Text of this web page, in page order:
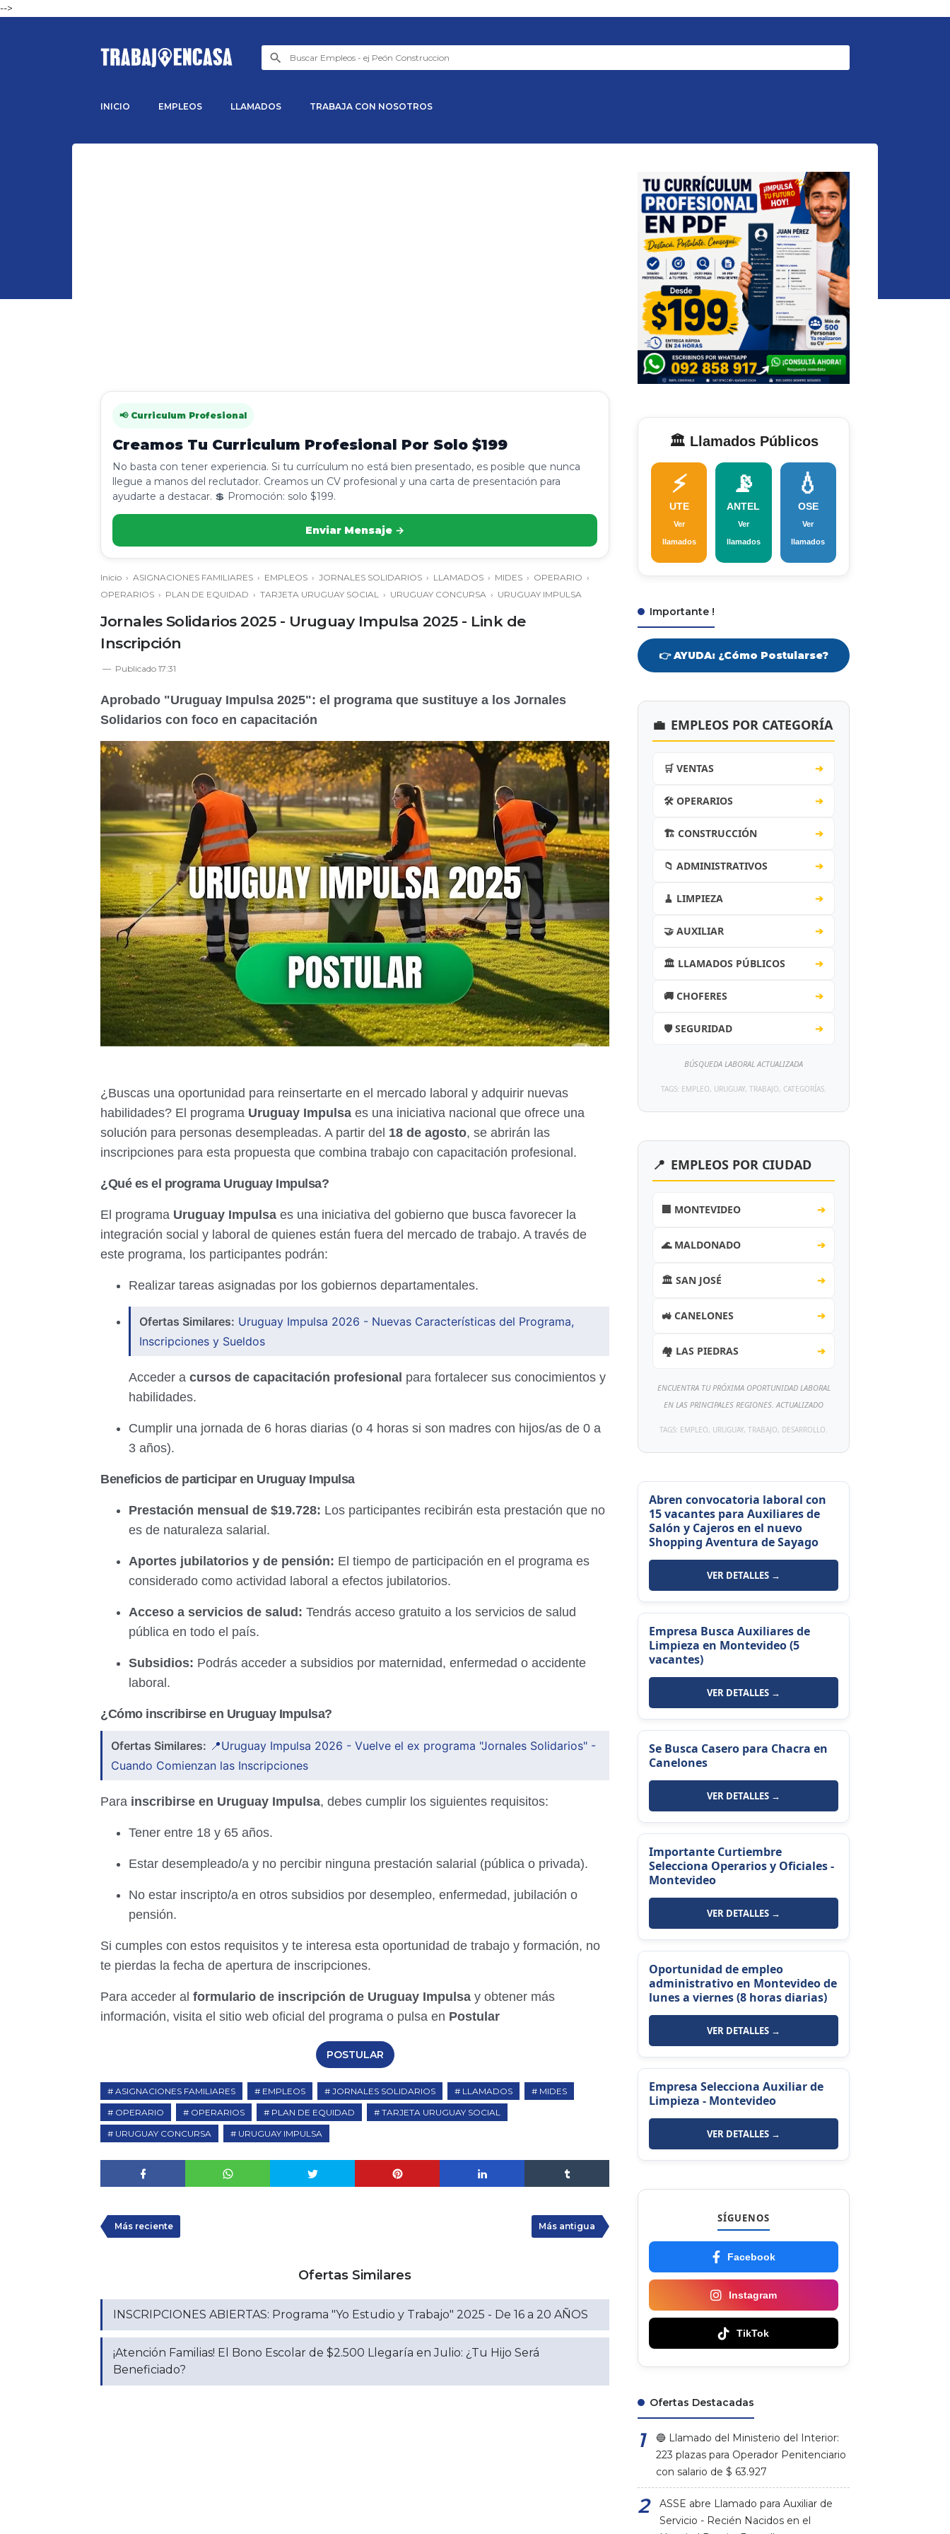
-->
INICIO EMPLEOS LLAMADOS TRABAJA CON NOSOTROS
📢 Curriculum Profesional
Creamos Tu Curriculum Profesional Por Solo $199
No basta con tener experiencia. Si tu currículum no está bien presentado, es posible que nunca
llegue a manos del reclutador. Creamos un CV profesional y una carta de presentación para
ayudarte a destacar. 💲 Promoción: solo $199.
Enviar Mensaje →
Inicio › ASIGNACIONES FAMILIARES › EMPLEOS › JORNALES SOLIDARIOS › LLAMADOS › MIDES › OPERARIO ›
OPERARIOS › PLAN DE EQUIDAD › TARJETA URUGUAY SOCIAL › URUGUAY CONCURSA › URUGUAY IMPULSA
Jornales Solidarios 2025 - Uruguay Impulsa 2025 - Link de
Inscripción
Publicado 17:31
Aprobado "Uruguay Impulsa 2025": el programa que sustituye a los Jornales
Solidarios con foco en capacitación
¿Buscas una oportunidad para reinsertarte en el mercado laboral y adquirir nuevas
habilidades? El programa Uruguay Impulsa es una iniciativa nacional que ofrece una
solución para personas desempleadas. A partir del 18 de agosto, se abrirán las
inscripciones para esta propuesta que combina trabajo con capacitación profesional.
¿Qué es el programa Uruguay Impulsa?
El programa Uruguay Impulsa es una iniciativa del gobierno que busca favorecer la
integración social y laboral de quienes están fuera del mercado de trabajo. A través de
este programa, los participantes podrán:
Realizar tareas asignadas por los gobiernos departamentales.
Ofertas Similares: Uruguay Impulsa 2026 - Nuevas Características del Programa,
Inscripciones y Sueldos
Acceder a cursos de capacitación profesional para fortalecer sus conocimientos y
habilidades.
Cumplir una jornada de 6 horas diarias (o 4 horas si son madres con hijos/as de 0 a
3 años).
Beneficios de participar en Uruguay Impulsa
Prestación mensual de $19.728: Los participantes recibirán esta prestación que no
es de naturaleza salarial.
Aportes jubilatorios y de pensión: El tiempo de participación en el programa es
considerado como actividad laboral a efectos jubilatorios.
Acceso a servicios de salud: Tendrás acceso gratuito a los servicios de salud
pública en todo el país.
Subsidios: Podrás acceder a subsidios por maternidad, enfermedad o accidente
laboral.
¿Cómo inscribirse en Uruguay Impulsa?
Ofertas Similares: 📍Uruguay Impulsa 2026 - Vuelve el ex programa "Jornales Solidarios" -
Cuando Comienzan las Inscripciones
Para inscribirse en Uruguay Impulsa, debes cumplir los siguientes requisitos:
Tener entre 18 y 65 años.
Estar desempleado/a y no percibir ninguna prestación salarial (pública o privada).
No estar inscripto/a en otros subsidios por desempleo, enfermedad, jubilación o
pensión.
Si cumples con estos requisitos y te interesa esta oportunidad de trabajo y formación, no
te pierdas la fecha de apertura de inscripciones.
Para acceder al formulario de inscripción de Uruguay Impulsa y obtener más
información, visita el sitio web oficial del programa o pulsa en Postular
POSTULAR
ASIGNACIONES FAMILIARES EMPLEOS JORNALES SOLIDARIOS LLAMADOS
MIDES
OPERARIO
OPERARIOS PLAN DE EQUIDAD
TARJETA URUGUAY SOCIAL
URUGUAY CONCURSA
URUGUAY IMPULSA
Más reciente Más antigua
Ofertas Similares
INSCRIPCIONES ABIERTAS: Programa "Yo Estudio y Trabajo" 2025 - De 16 a 20 AÑOS
¡Atención Familias! El Bono Escolar de $2.500 Llegaría en Julio: ¿Tu Hijo Será
Beneficiado?
🏛️ Llamados Públicos
⚡
UTE
Ver
llamados
📡
ANTEL
Ver
llamados
💧
OSE
Ver
llamados
Importante !
👉 AYUDA: ¿Cómo Postularse?
💼 EMPLEOS POR CATEGORÍA
🛒 VENTAS ➔
🛠️ OPERARIOS ➔
🏗️ CONSTRUCCIÓN ➔
📁 ADMINISTRATIVOS ➔
🧹 LIMPIEZA ➔
🤝 AUXILIAR ➔
🏛️ LLAMADOS PÚBLICOS ➔
🚚 CHOFERES ➔
🛡️ SEGURIDAD ➔
BÚSQUEDA LABORAL ACTUALIZADA
TAGS: EMPLEO, URUGUAY, TRABAJO, CATEGORÍAS.
📍 EMPLEOS POR CIUDAD
🏢 MONTEVIDEO ➔
🌊 MALDONADO ➔
🏛️ SAN JOSÉ ➔
🚜 CANELONES ➔
🏘️ LAS PIEDRAS ➔
ENCUENTRA TU PRÓXIMA OPORTUNIDAD LABORAL
EN LAS PRINCIPALES REGIONES. ACTUALIZADO
TAGS: EMPLEO, URUGUAY, TRABAJO, DESARROLLO.
Abren convocatoria laboral con
15 vacantes para Auxiliares de
Salón y Cajeros en el nuevo
Shopping Aventura de Sayago
VER DETALLES →
Empresa Busca Auxiliares de
Limpieza en Montevideo (5
vacantes)
VER DETALLES →
Se Busca Casero para Chacra en
Canelones
VER DETALLES →
Importante Curtiembre
Selecciona Operarios y Oficiales -
Montevideo
VER DETALLES →
Oportunidad de empleo
administrativo en Montevideo de
lunes a viernes (8 horas diarias)
VER DETALLES →
Empresa Selecciona Auxiliar de
Limpieza - Montevideo
VER DETALLES →
SÍGUENOS
Facebook
Instagram
TikTok
Ofertas Destacadas
🔵 Llamado del Ministerio del Interior:
223 plazas para Operador Penitenciario
con salario de $ 63.927
ASSE abre Llamado para Auxiliar de
Servicio - Recién Nacidos en el